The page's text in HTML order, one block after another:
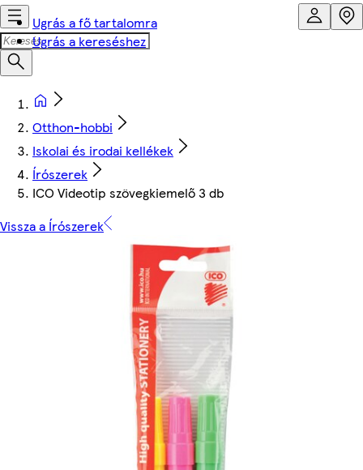
Ugrás a fő tartalomra
Ugrás a kereséshez
Otthon-hobbi
Iskolai és irodai kellékek
Írószerek
ICO Videotip szövegkiemelő 3 db
Vissza a Írószerek